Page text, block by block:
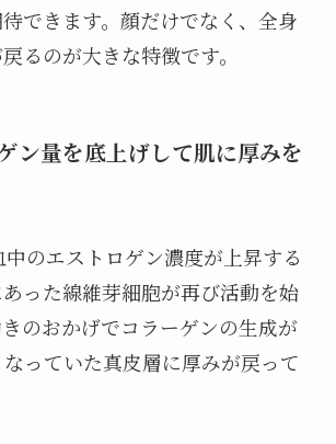
できます。顔だけでなく、全身
るのが大きな特徴です。
ン量を底上げして肌に厚みを
のエストロゲン濃度が上昇する
った線維芽細胞が再び活動を始
のおかげでコラーゲンの生成が
っていた真皮層に厚みが戻って